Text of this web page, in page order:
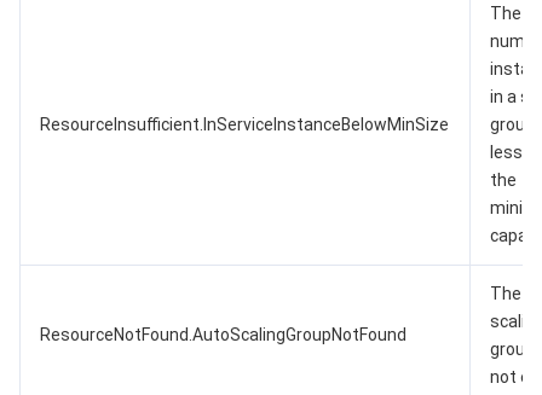
ResourceInsufficient.InServiceInstanceBelowMinSize
The
in a
group
less
the
ResourceNotFound.AutoScalingGroupNotFound
The
group
not